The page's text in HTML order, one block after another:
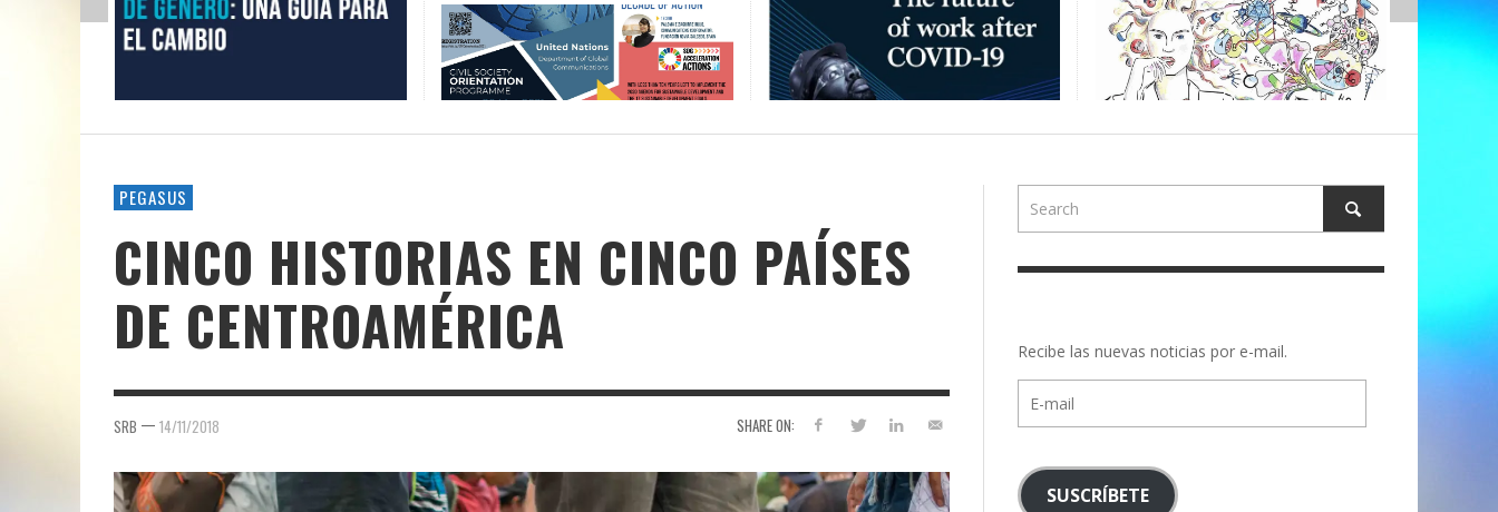
PEGASUS
CINCO HISTORIAS EN CINCO PAÍSES
DE CENTROAMÉRICA
SHARE ON:
SRB — 14/11/2018
Recibe las nuevas noticias por e-mail.
mail
SUSCRÍBETE